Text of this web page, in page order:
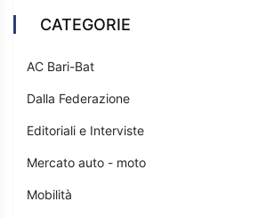
CATEGORIE
AC Bari-Bat
Dalla Federazione
Editoriali e Interviste
Mercato auto - moto
Mobilità